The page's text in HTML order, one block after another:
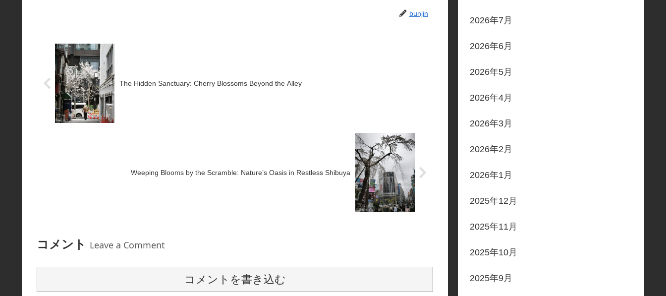
bunjin
The Hidden Sanctuary: Cherry Blossoms Beyond the Alley
Weeping Blooms by the Scramble: Nature’s Oasis in Restless Shibuya
コメント Leave a Comment
コメントを書き込む
2026年7月
2026年6月
2026年5月
2026年4月
2026年3月
2026年2月
2026年1月
2025年12月
2025年11月
2025年10月
2025年9月